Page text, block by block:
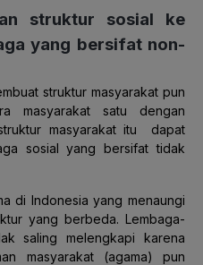
struktur sosial ke
yang bersifat non-
struktur masyarakat pun
masyarakat satu dengan
masyarakat itu dapat
sosial yang bersifat tidak
di Indonesia yang menaungi
yang berbeda. Lembaga-
saling melengkapi karena
masyarakat (agama) pun